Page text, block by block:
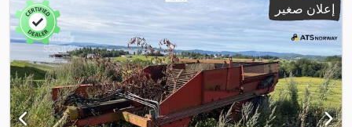
إعلان صغير